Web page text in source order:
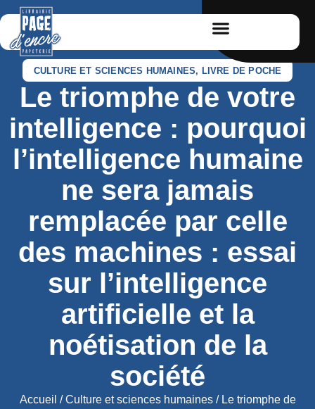
CULTURE ET SCIENCES HUMAINES, LIVRE DE POCHE
Le triomphe de votre
intelligence : pourquoi
l’intelligence humaine
ne sera jamais
remplacée par celle
des machines : essai
sur l’intelligence
artificielle et la
noétisation de la
société
Accueil /Culture et sciences humaines/ Le triomphe de